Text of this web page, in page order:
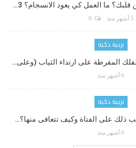
ما العمل كي يعود الانسجام؟ 3…
5 أشهر منذ 0
تربية ذكية
المفرطة على ارتداء الثياب (وعلى…
6 أشهر منذ
تربية ذكية
ذلك على الفتاة وكيف تتعافى منها؟…
6 أشهر منذ